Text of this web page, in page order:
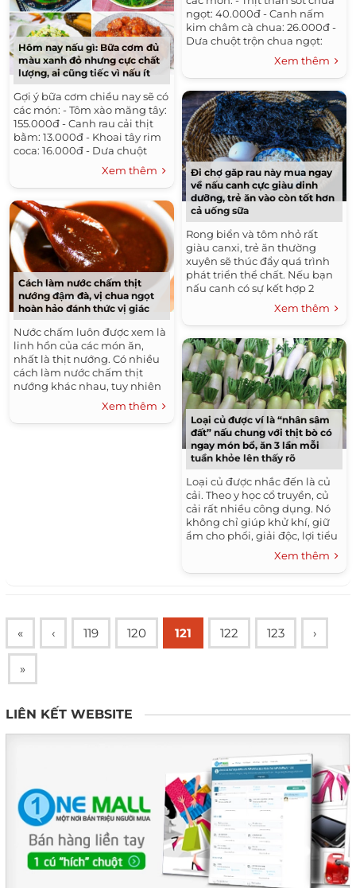
Hôm nay nấu gì: Bữa cơm đủ
màu xanh đỏ nhưng cực chất
lượng, ai cũng tiếc vì nấu ít
Gợi ý bữa cơm chiều nay sẽ có
các món: - Tôm xào măng tây:
155.000đ - Canh rau cải thịt
bằm: 13.000đ - Khoai tây rim
coca: 16.000đ - Dưa chuột
trộn: 10.000đ Tổng: 194.000đ
Xem thêm
Cách làm nước chấm thịt
nướng đậm đà, vị chua ngọt
hoàn hảo đánh thức vị giác
Nước chấm luôn được xem là
linh hồn của các món ăn,
nhất là thịt nướng. Có nhiều
cách làm nước chấm thịt
nướng khác nhau, tuy nhiên
không phải công thức nào
Xem thêm
ngọt: 40.000đ - Canh nấm
kim châm cà chua: 26.000đ -
Dưa chuột trộn chua ngọt:
10.000đ - Đậu phụ chiên
trứng: 13.000đ Tổng:...
Xem thêm
Đi chợ găp rau này mua ngay
về nấu canh cực giàu dinh
dưỡng, trẻ ăn vào còn tốt hơn
cả uống sữa
Rong biển và tôm nhỏ rất
giàu canxi, trẻ ăn thường
xuyên sẽ thúc đẩy quá trình
phát triển thể chất. Nếu bạn
nấu canh có sự kết hợp 2
những ngon mà còn rất tốt
cho...
Xem thêm
Loại củ được ví là “nhân sâm
đất” nấu chung với thịt bò có
ngay món bổ, ăn 3 lần mỗi
tuần khỏe lên thấy rõ
Loại củ được nhắc đến là củ
cải. Theo y học cổ truyền, củ
cải rất nhiều công dụng. Nó
không chỉ giúp khử khí, giữ
ẩm cho phổi, giải độc, lợi tiểu
mà còn hỗ trợ nhuận tràng.
Xem thêm
« ‹ 119 120 121 122 123 ›
»
LIÊN KẾT WEBSITE